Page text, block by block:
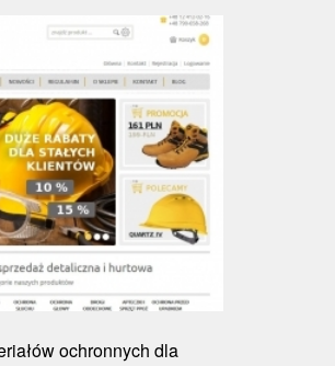
ochronnych dla